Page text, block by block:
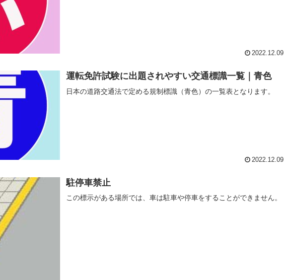
2022.12.09
運転免許試験に出題されやすい交通標識一覧｜青色
日本の道路交通法で定める規制標識（青色）の一覧表となります。
2022.12.09
駐停車禁止
この標示がある場所では、車は駐車や停車をすることができません。